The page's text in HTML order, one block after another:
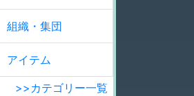
組織・集団
アイテム
>>カテゴリー一覧